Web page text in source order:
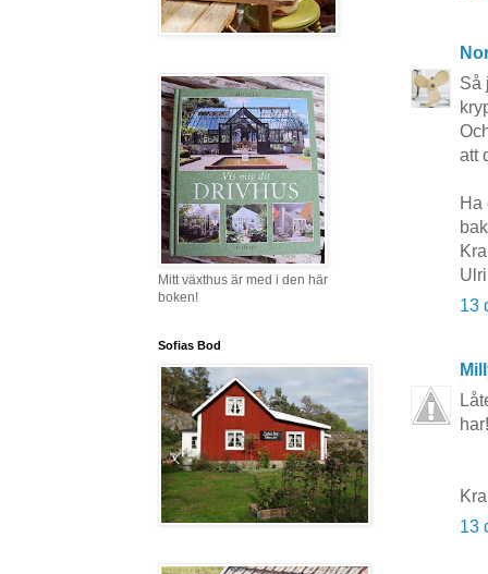
Så
att
Ha
13
har!
13
Mitt växthus är med i den här
boken!
Sofias Bod